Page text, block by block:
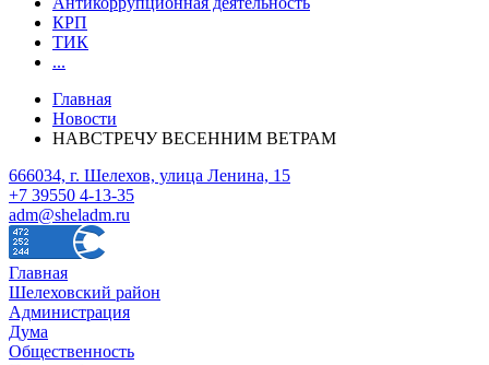
КРП
ТИК
...
Главная
Новости
НАВСТРЕЧУ ВЕСЕННИМ ВЕТРАМ
666034, г. Шелехов, улица Ленина, 15
+7 39550 4-13-35
adm@sheladm.ru
Главная
Шелеховский район
Администрация
Дума
Общественность